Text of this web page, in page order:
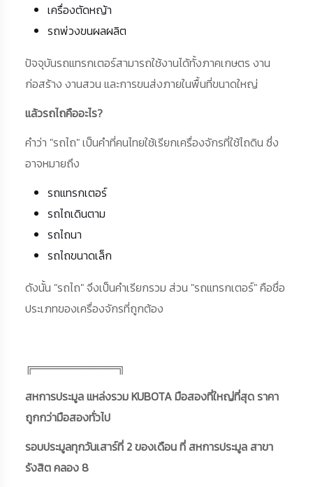
เครื่องตัดหญ้า
รถพ่วงขนผลผลิต
ปัจจุบันรถแทรกเตอร์สามารถใช้งานได้ทั้งภาคเกษตร งาน
ก่อสร้าง งานสวน และการขนส่งภายในพื้นที่ขนาดใหญ่
แล้วรถไถคืออะไร?
คำว่า "รถไถ" เป็นคำที่คนไทยใช้เรียกเครื่องจักรที่ใช้ไถดิน ซึ่ง
อาจหมายถึง
รถแทรกเตอร์
รถไถเดินตาม
รถไถนา
รถไถขนาดเล็ก
ดังนั้น "รถไถ" จึงเป็นคำเรียกรวม ส่วน "รถแทรกเตอร์" คือชื่อ
ประเภทของเครื่องจักรที่ถูกต้อง
╔═══════════╗
สหการประมูล แหล่งรวม KUBOTA มือสองที่ใหญ่ที่สุด ราคา
ถูกกว่ามือสองทั่วไป
รอบประมูลทุกวันเสาร์ที่ 2 ของเดือน ที่ สหการประมูล สาขา
รังสิต คลอง 8